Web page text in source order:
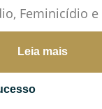
Feminicídio e
crimes contra
considerados os
dentro do
Leia mais